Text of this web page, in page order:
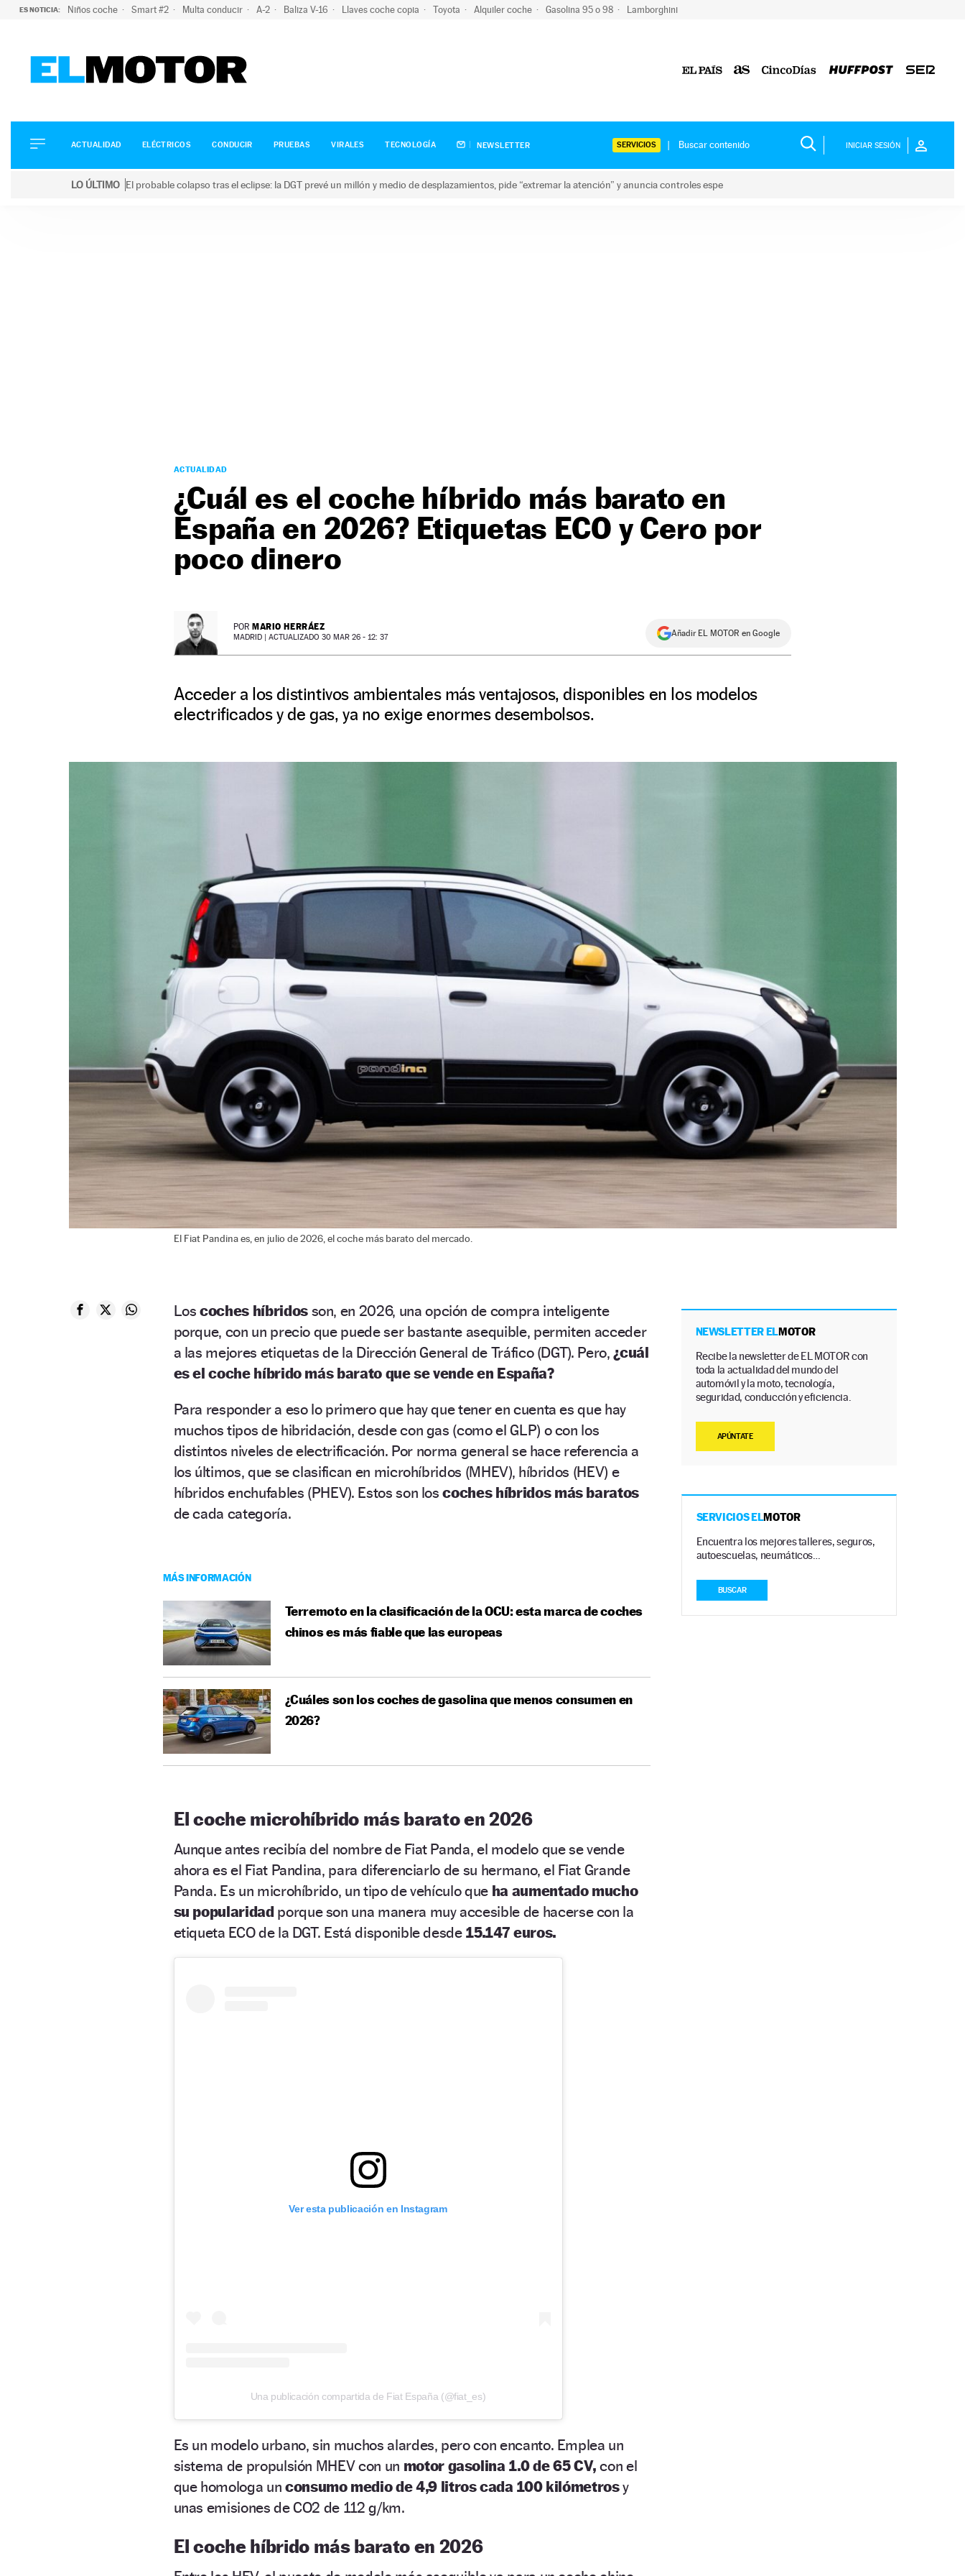
ES NOTICIA: Niños coche Smart #2 Multa conducir A-2 Baliza V-16 Llaves coche copia Toyota Alquiler coche Gasolina 95 o 98 Lamborghini
ELÉCTRICOS
CONDUCIR
ACTUALIDAD ELÉCTRICOS CONDUCIR PRUEBAS VIRALES TECNOLOGÍA NEWSLETTER SERVICIOS INICIAR SESIÓN
LO ÚLTIMO El probable colapso tras el eclipse: la DGT prevé un millón y medio de desplazamientos, pide “extremar la atención” y anuncia controles espe
ACTUALIDAD
¿Cuál es el coche híbrido más barato en
España en 2026? Etiquetas ECO y Cero por
poco dinero
POR MARIO HERRÁEZ
MADRID | ACTUALIZADO 30 MAR 26 - 12: 37 Añadir EL MOTOR en Google
Acceder a los distintivos ambientales más ventajosos, disponibles en los modelos
electrificados y de gas, ya no exige enormes desembolsos.
El Fiat Pandina es, en julio de 2026, el coche más barato del mercado.
Los coches híbridosson, en 2026, una opción de compra inteligente
porque, con un precio que puede ser bastante asequible, permiten acceder
a las mejores etiquetas de la Dirección General de Tráfico (DGT). Pero,¿cuál
es el coche híbrido más barato que se vende en España?
Para responder a eso lo primero que hay que tener en cuenta es que hay
muchos tipos de hibridación, desde con gas (como el GLP) o con los
distintos niveles de electrificación. Por norma general se hace referencia a
los últimos, que se clasifican en microhíbridos (MHEV), híbridos (HEV) e
híbridos enchufables (PHEV). Estos son loscoches híbridos más baratos
de cada categoría.
MÁS INFORMACIÓN
Terremoto en la clasificación de la OCU: esta marca de coches
chinos es más fiable que las europeas
¿Cuáles son los coches de gasolina que menos consumen en
2026?
El coche microhíbrido más barato en 2026
Aunque antes recibía del nombre de Fiat Panda, el modelo que se vende
ahora es el Fiat Pandina, para diferenciarlo de su hermano, el Fiat Grande
Panda. Es un microhíbrido, un tipo de vehículo que ha aumentado mucho
su popularidadporque son una manera muy accesible de hacerse con la
etiqueta ECO de la DGT. Está disponible desde 15.147 euros.
Ver esta publicación en Instagram
Una publicación compartida de Fiat España (@fiat_es)
Es un modelo urbano, sin muchos alardes, pero con encanto. Emplea un
sistema de propulsión MHEV con un motor gasolina 1.0 de 65 CV, con el
que homologa un consumo medio de 4,9 litros cada 100 kilómetrosy
unas emisiones de CO2 de 112 g/km.
El coche híbrido más barato en 2026
NEWSLETTER ELMOTOR
Recibe la newsletter de EL MOTOR con
toda la actualidad del mundo del
automóvil y la moto, tecnología,
seguridad, conducción y eficiencia.
APÚNTATE
SERVICIOS ELMOTOR
Encuentra los mejores talleres, seguros,
autoescuelas, neumáticos…
BUSCAR